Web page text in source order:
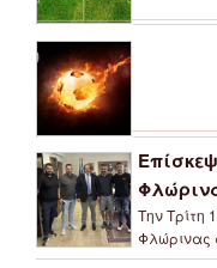
Την Τρίτη
Φλώρινας